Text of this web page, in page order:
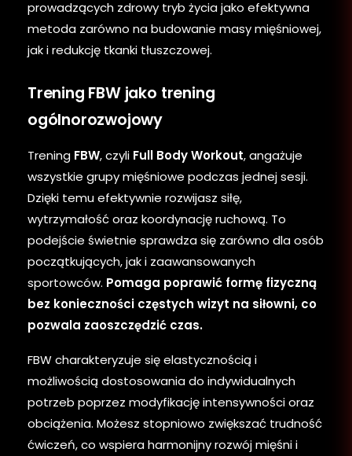
prowadzących zdrowy tryb życia jako efektywna
metoda zarówno na budowanie masy mięśniowej,
jak i redukcję tkanki tłuszczowej.
Trening FBW jako trening
ogólnorozwojowy
Trening FBW, czyli Full Body Workout, angażuje
wszystkie grupy mięśniowe podczas jednej sesji.
Dzięki temu efektywnie rozwijasz siłę,
wytrzymałość oraz koordynację ruchową. To
podejście świetnie sprawdza się zarówno dla osób
początkujących, jak i zaawansowanych
sportowców. Pomaga poprawić formę fizyczną
bez konieczności częstych wizyt na siłowni, co
pozwala zaoszczędzić czas.
FBW charakteryzuje się elastycznością i
możliwością dostosowania do indywidualnych
potrzeb poprzez modyfikację intensywności oraz
obciążenia. Możesz stopniowo zwiększać trudność
ćwiczeń, co wspiera harmonijny rozwój mięśni i